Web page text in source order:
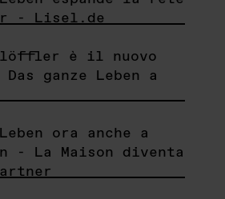
- Lisel.de
löffler è il nuovo
ganze Leben a
ora anche a
- La Maison diventa